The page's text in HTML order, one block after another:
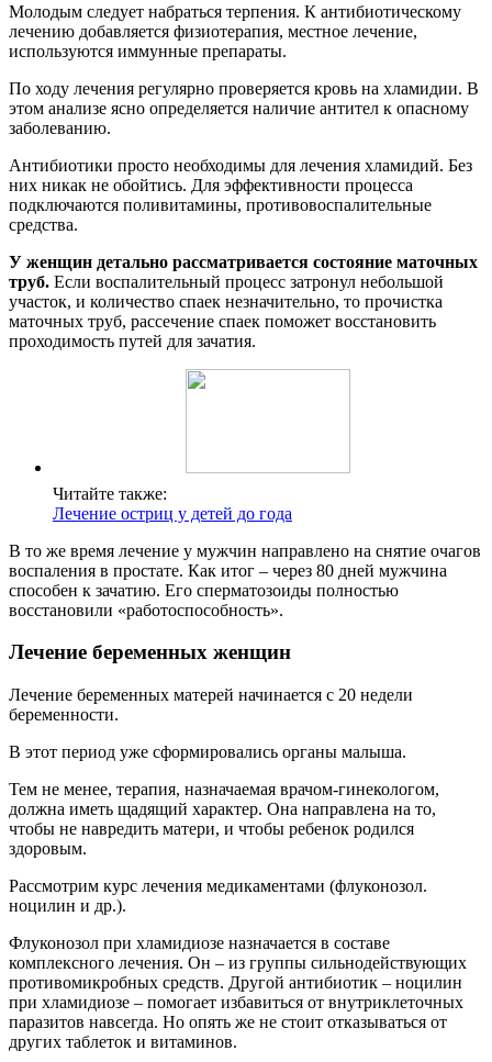
Молодым следует набраться терпения. К антибиотическому
лечению добавляется физиотерапия, местное лечение,
используются иммунные препараты.
По ходу лечения регулярно проверяется кровь на хламидии. В
этом анализе ясно определяется наличие антител к опасному
заболеванию.
Антибиотики просто необходимы для лечения хламидий. Без
них никак не обойтись. Для эффективности процесса
подключаются поливитамины, противовоспалительные
средства.
У женщин детально рассматривается состояние маточных
труб. Если воспалительный процесс затронул небольшой
участок, и количество спаек незначительно, то прочистка
маточных труб, рассечение спаек поможет восстановить
проходимость путей для зачатия.
Читайте также:
Лечение остриц у детей до года
В то же время лечение у мужчин направлено на снятие очагов
воспаления в простате. Как итог – через 80 дней мужчина
способен к зачатию. Его сперматозоиды полностью
восстановили «работоспособность».
Лечение беременных женщин
Лечение беременных матерей начинается с 20 недели
беременности.
В этот период уже сформировались органы малыша.
Тем не менее, терапия, назначаемая врачом-гинекологом,
должна иметь щадящий характер. Она направлена на то,
чтобы не навредить матери, и чтобы ребенок родился
здоровым.
Рассмотрим курс лечения медикаментами (флуконозол.
ноцилин и др.).
Флуконозол при хламидиозе назначается в составе
комплексного лечения. Он – из группы сильнодействующих
противомикробных средств. Другой антибиотик – ноцилин
при хламидиозе – помогает избавиться от внутриклеточных
паразитов навсегда. Но опять же не стоит отказываться от
других таблеток и витаминов.